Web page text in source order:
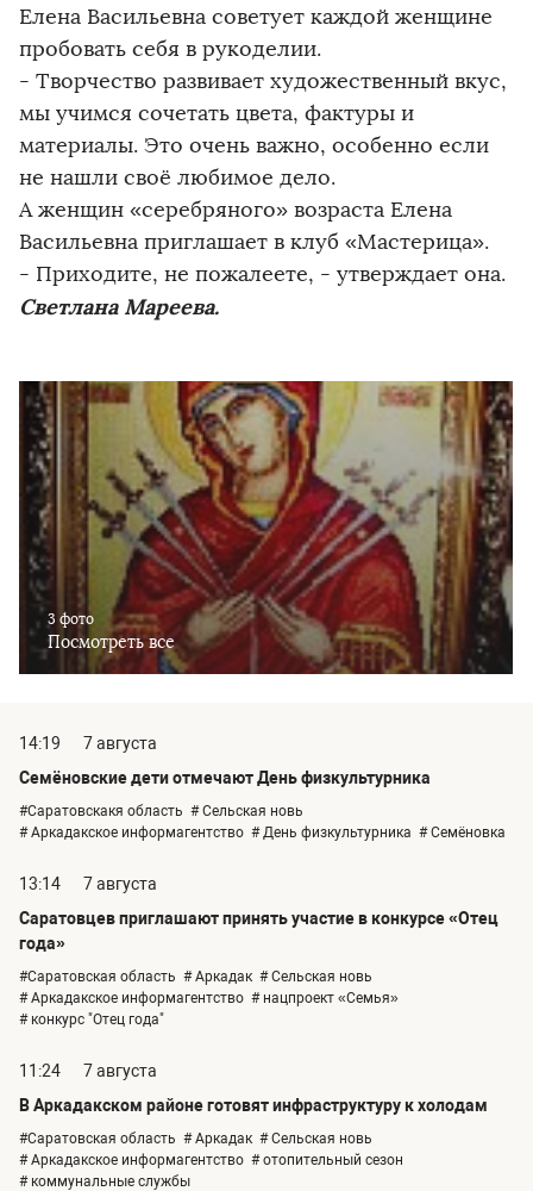
Елена Васильевна советует каждой женщине
пробовать себя в рукоделии.
- Творчество развивает художественный вкус,
мы учимся сочетать цвета, фактуры и
материалы. Это очень важно, особенно если
не нашли своё любимое дело.
А женщин «серебряного» возраста Елена
Васильевна приглашает в клуб «Мастерица».
- Приходите, не пожалеете, - утверждает она.
Светлана Мареева.
3 фото
Посмотреть все
14:19
7 августа
Семёновские дети отмечают День физкультурника
#Саратовскакя область # Сельская новь
# Аркадакское информагентство # День физкультурника # Семёновка
13:14
7 августа
Саратовцев приглашают принять участие в конкурсе «Отец
года»
#Саратовская область # Аркадак # Сельская новь
# Аркадакское информагентство # нацпроект «Семья»
# конкурс "Отец года"
11:24
7 августа
В Аркадакском районе готовят инфраструктуру к холодам
#Саратовская область # Аркадак # Сельская новь
# Аркадакское информагентство # отопительный сезон
# коммунальные службы